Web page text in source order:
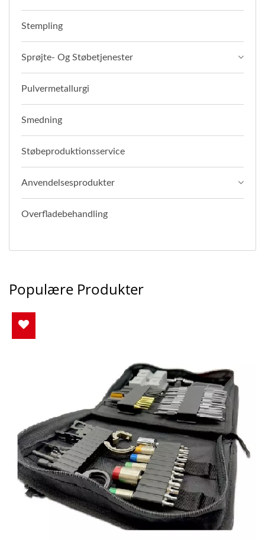
Stempling
Sprøjte- Og Støbetjenester
Pulvermetallurgi
Smedning
Støbeproduktionsservice
Anvendelsesprodukter
Overfladebehandling
Populære Produkter